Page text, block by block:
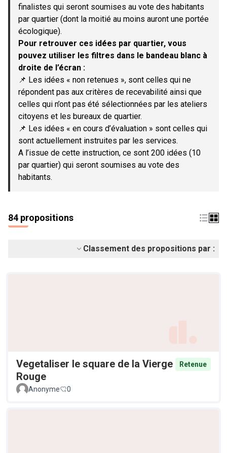
finalistes qui seront soumises au vote des habitants
par quartier (dont la moitié au moins auront une portée
écologique).
Pour retrouver ces idées par quartier, vous
pouvez utiliser les filtres dans le bandeau blanc à
droite de l’écran :
📌 Les idées « non retenues », sont celles qui ne
répondent pas aux critères de recevabilité ainsi que
celles qui n’ont pas été sélectionnées par les ateliers
citoyens et les bureaux de quartier.
📌 Les idées « en cours d’évaluation » sont celles qui
sont actuellement instruites par les services.
A l’issue de cette instruction, ce sont 200 idées (10
par quartier) qui seront soumises au vote des
habitants.
84 propositions
Classement des propositions par :
Vegetaliser le square de la Vierge
Rouge
Retenue
Anonyme 0